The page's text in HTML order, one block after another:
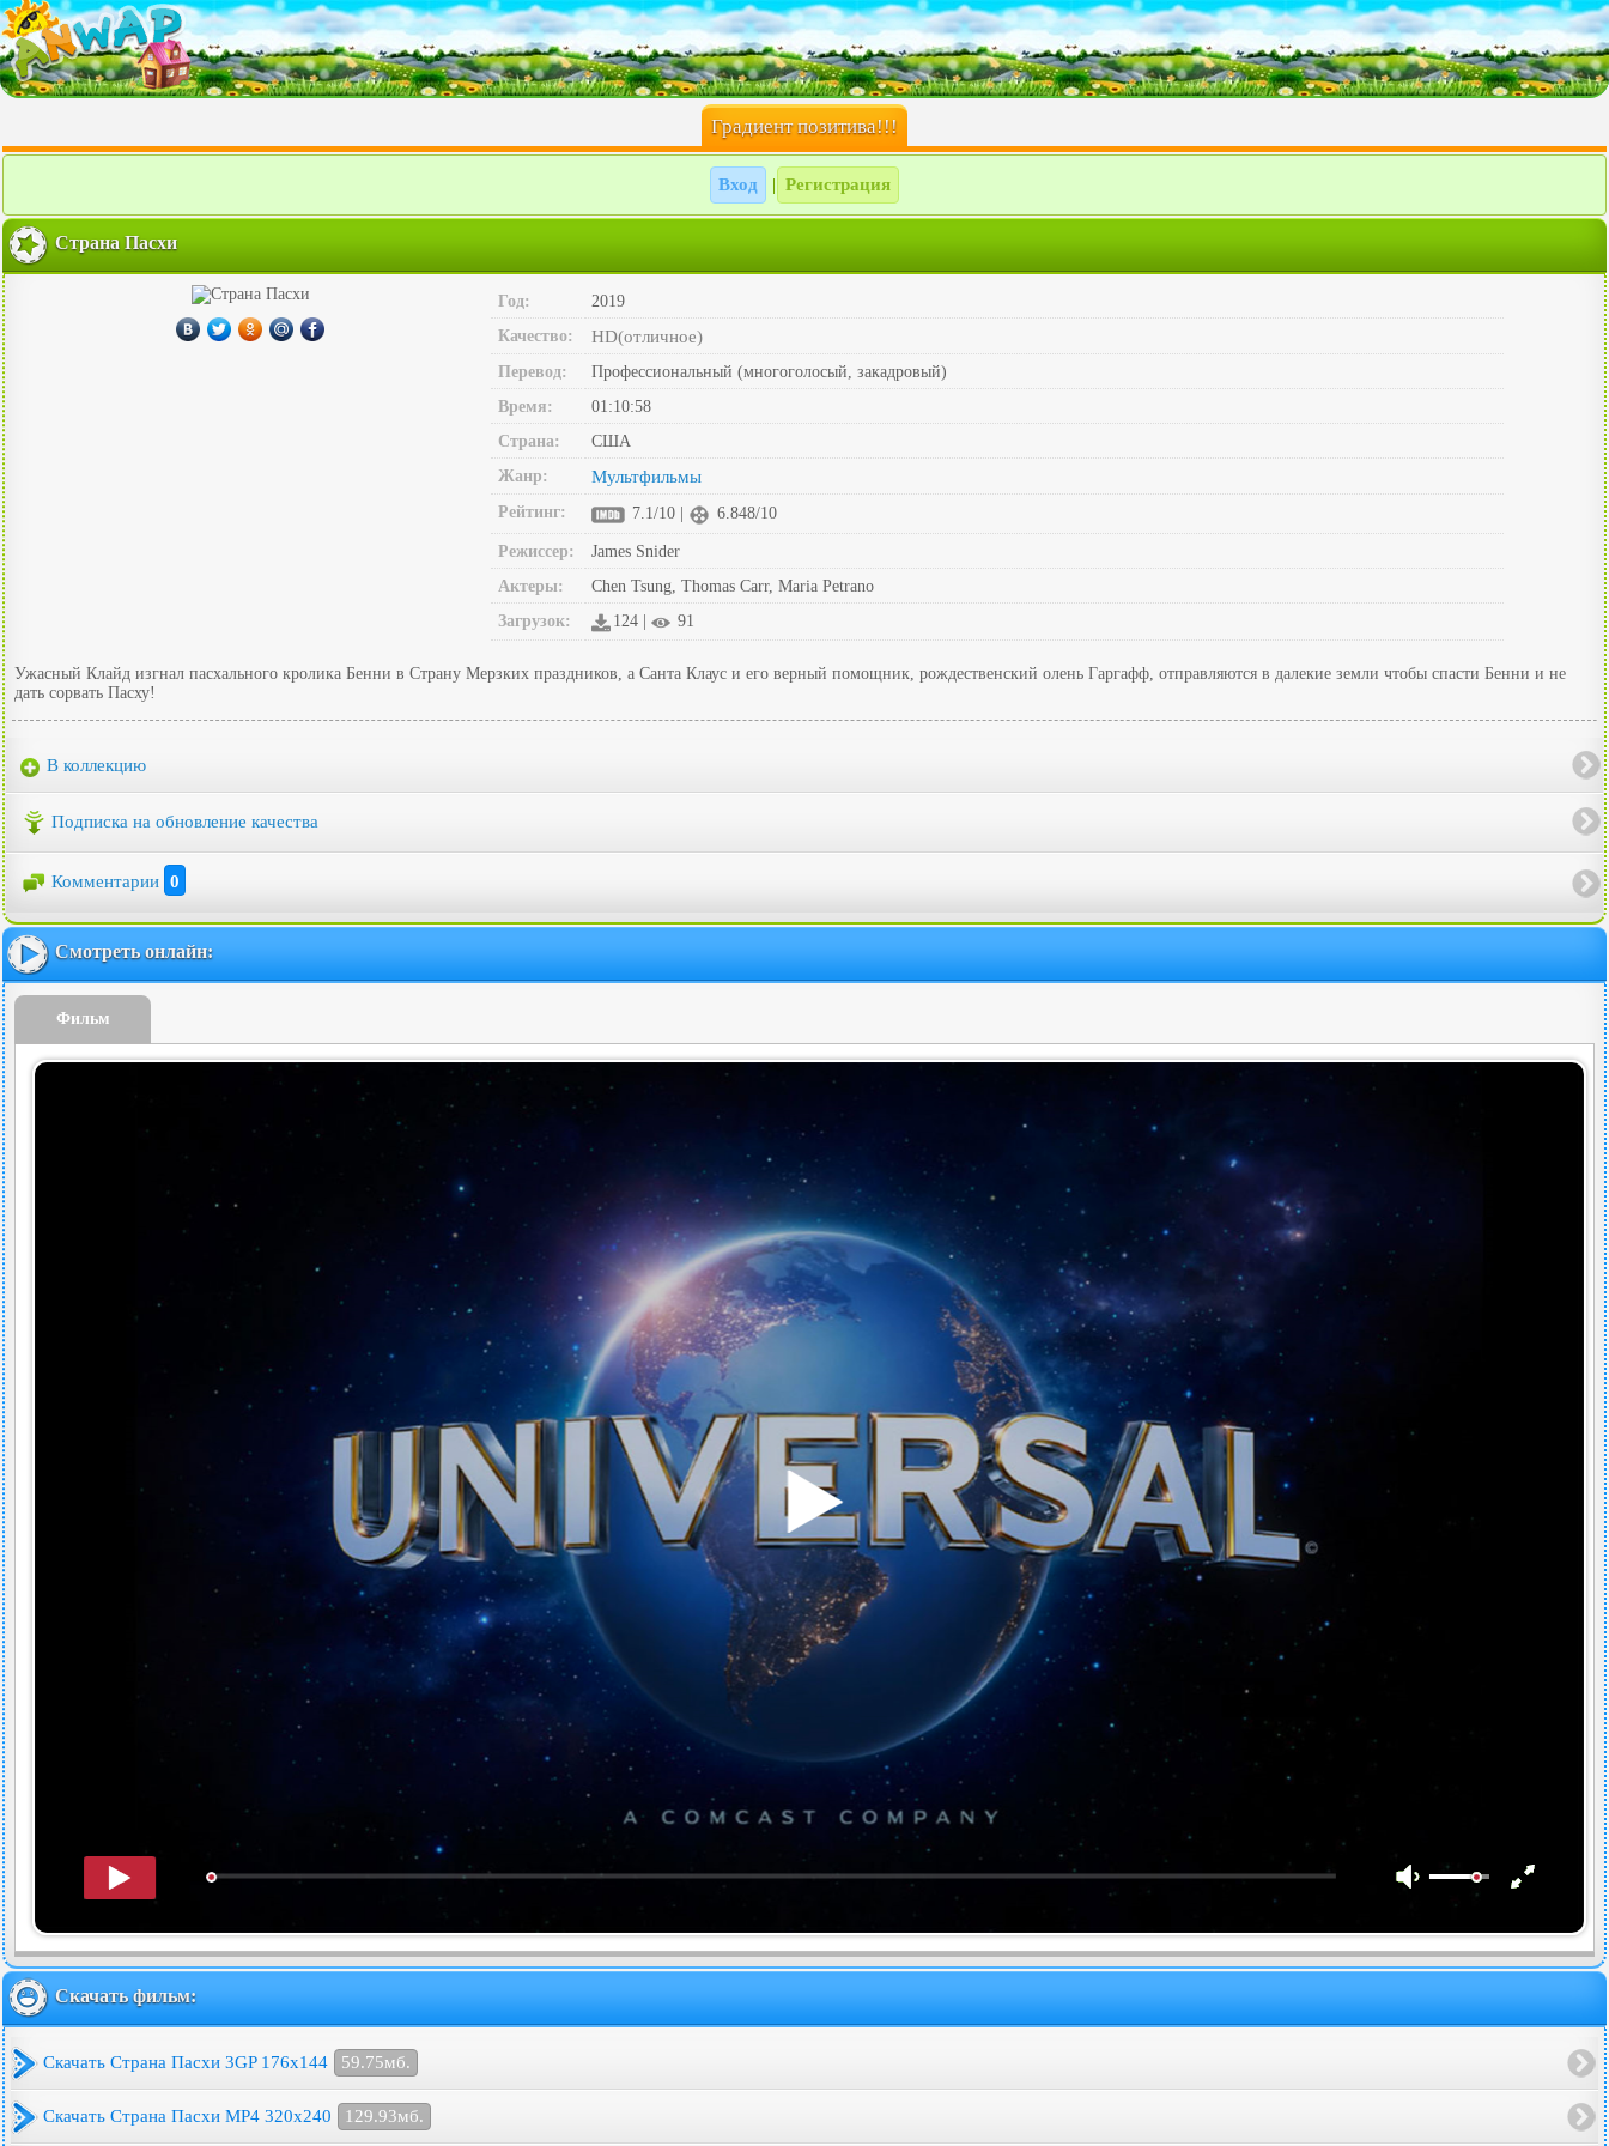
Градиент позитива!!!
Вход Регистрация
Страна Пасхи
Год:
2019
Качество:
HD(отличное)
Перевод:
Профессиональный (многоголосый, закадровый)
Время:
01:10:58
Страна:
США
Жанр:
Мультфильмы
Рейтинг: 7.1/10 | 6.848/10
Режиссер:
James Snider
Актеры:
Chen Tsung, Thomas Carr, Maria Petrano
Загрузок:
124 | 91
Ужасный Клайд изгнал пасхального кролика Бенни в Страну Мерзких праздников, а Санта Клаус и его верный помощник, рождественский олень Гаргафф, отправляются в далекие земли чтобы спасти Бенни и не
дать сорвать Пасху!
В коллекцию
Подписка на обновление качества
Комментарии 0
Смотреть онлайн:
Фильм
Скачать фильм:
Скачать Страна Пасхи 3GP 176x144 59.75мб.
Скачать Страна Пасхи MP4 320x240 129.93мб.